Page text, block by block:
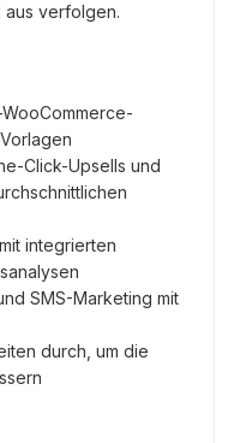
aus verfolgen.
Click-Upsells und
integrierten
SMS-Marketing mit
durch, um die